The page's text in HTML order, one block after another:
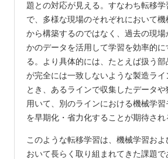
題との対応が見える。すなわち転移学
で、多様な現場のそれぞれにおいて
から構築するのではなく、過去の現場
かのデータを活用して学習を効率的に
る。より具体的には、たとえば扱う部
が完全には一致しないような製造ライ
とき、あるラインで収集したデータ
用いて、別のラインにおける機械学
を早期化・省力化することが期待され
このような転移学習は、機械学習お
おいて長らく取り組まれてきた課題